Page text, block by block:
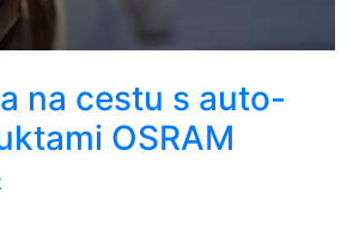
na cestu s auto-
OSRAM